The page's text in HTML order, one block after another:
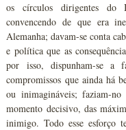
os círculos dirigentes do
convencendo de que era
Alemanha; davam-se conta
e política que as
por isso, dispunham-se a
compromissos que ainda há
ou inimagináveis; faziam-
momento decisivo, das
inimigo. Todo esse